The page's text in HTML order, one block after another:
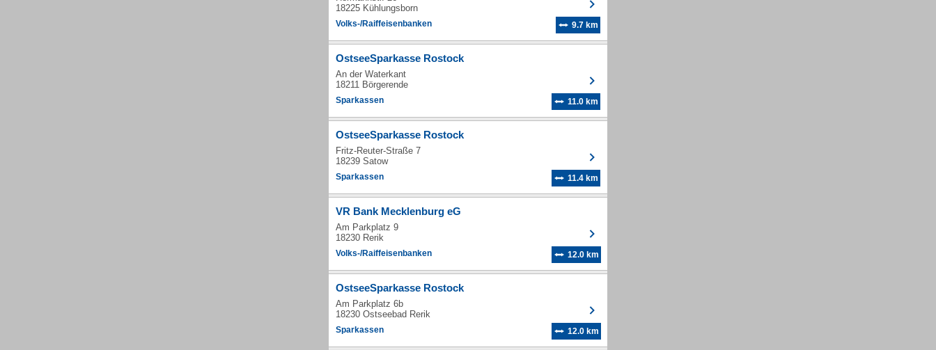
18225 Kühlungsborn
Volks-/Raiffeisenbanken 9.7 km
OstseeSparkasse Rostock
An der Waterkant
18211 Börgerende
Sparkassen 11.0 km
OstseeSparkasse Rostock
Fritz-Reuter-Straße 7
18239 Satow
Sparkassen 11.4 km
VR Bank Mecklenburg eG
Am Parkplatz 9
18230 Rerik
Volks-/Raiffeisenbanken 12.0 km
OstseeSparkasse Rostock
Am Parkplatz 6b
18230 Ostseebad Rerik
Sparkassen 12.0 km